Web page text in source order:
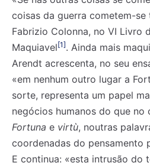
coisas da guerra cometem-se
Fabrizio Colonna, no VI Livro
Maquiavel[1]. Ainda mais
Arendt acrescenta, no seu
«em nenhum outro lugar a
sorte, representa um papel
negócios humanos do que no
Fortuna e virtù, noutras
coordenadas do pensamento
E continua: «esta intrusão do